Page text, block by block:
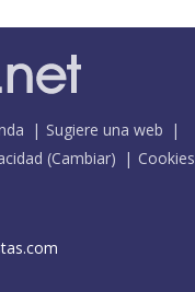
Sugiere una web
(Cambiar)
Cookies